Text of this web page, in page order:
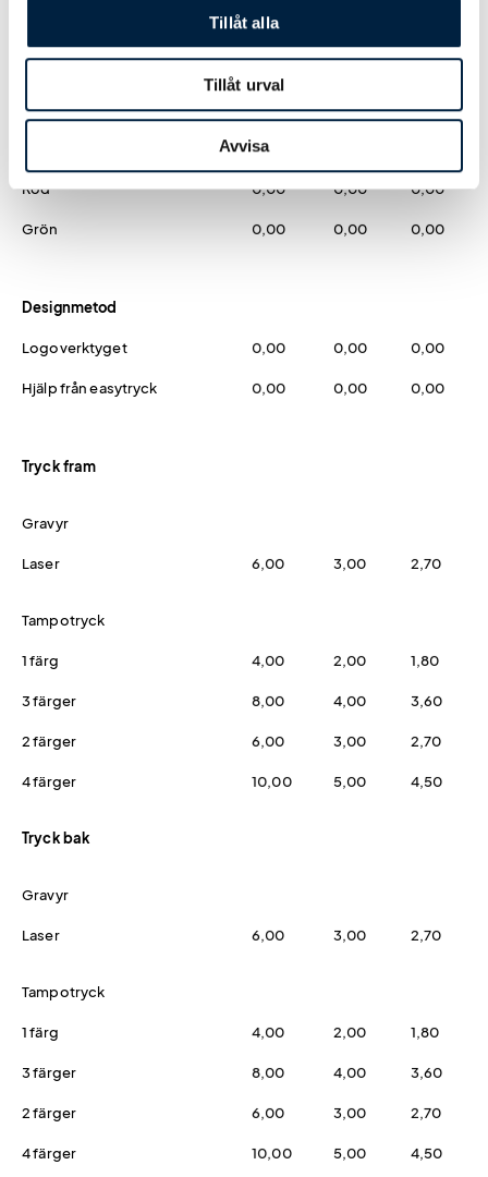
Tillåt alla
Tillåt urval
Avvisa
0,00
Silver
Guld 0,00 0,00 0,00
0,00
Röd 0,00 0,00 0,00
Grön 0,00 0,00 0,00
Designmetod
Logoverktyget 0,00 0,00 0,00
Hjälp från easytryck 0,00 0,00 0,00
Tryck fram
Gravyr
Laser 6,00 3,00 2,70
Tampotryck
1 färg 4,00 2,00 1,80
3 färger 8,00 4,00 3,60
2 färger 6,00 3,00 2,70
4 färger 10,00 5,00 4,50
Tryck bak
Gravyr
Laser 6,00 3,00 2,70
Tampotryck
1 färg 4,00 2,00 1,80
3 färger 8,00 4,00 3,60
2 färger 6,00 3,00 2,70
4 färger 10,00 5,00 4,50